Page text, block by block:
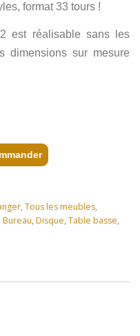
format 33 tours !
est réalisable sans les
dimensions sur mesure
, Tous les meubles,
Bureau, Disque, Table basse,